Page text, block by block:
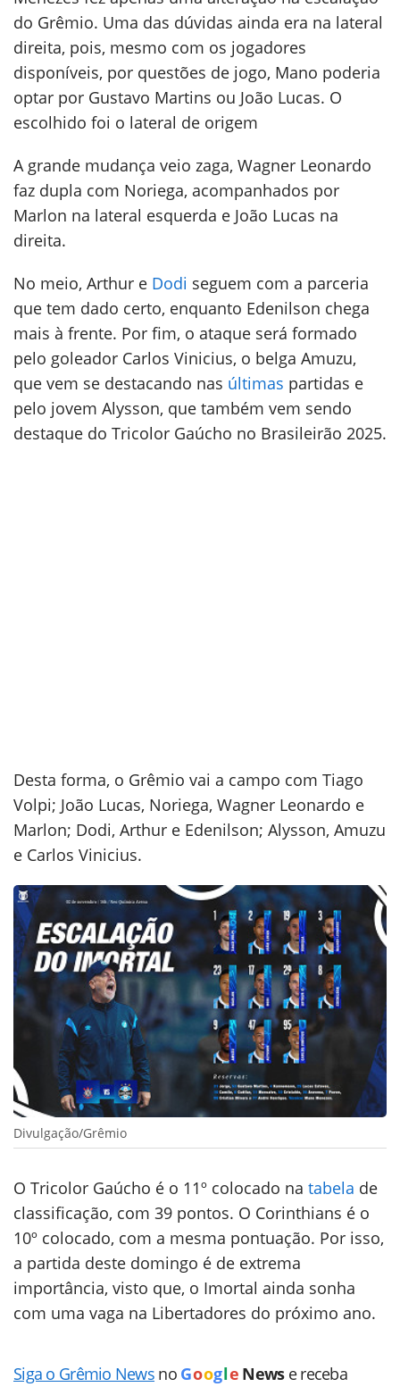
do Grêmio. Uma das dúvidas ainda era na lateral
direita, pois, mesmo com os jogadores
disponíveis, por questões de jogo, Mano poderia
optar por Gustavo Martins ou João Lucas. O
escolhido foi o lateral de origem
A grande mudança veio zaga, Wagner Leonardo
faz dupla com Noriega, acompanhados por
Marlon na lateral esquerda e João Lucas na
direita.
No meio, Arthur e Dodi seguem com a parceria
que tem dado certo, enquanto Edenilson chega
mais à frente. Por fim, o ataque será formado
pelo goleador Carlos Vinicius, o belga Amuzu,
que vem se destacando nas últimas partidas e
pelo jovem Alysson, que também vem sendo
destaque do Tricolor Gaúcho no Brasileirão 2025.
Desta forma, o Grêmio vai a campo com Tiago
Volpi; João Lucas, Noriega, Wagner Leonardo e
Marlon; Dodi, Arthur e Edenilson; Alysson, Amuzu
e Carlos Vinicius.
Divulgação/Grêmio
O Tricolor Gaúcho é o 11º colocado na tabela de
classificação, com 39 pontos. O Corinthians é o
10º colocado, com a mesma pontuação. Por isso,
a partida deste domingo é de extrema
importância, visto que, o Imortal ainda sonha
com uma vaga na Libertadores do próximo ano.
Siga o Grêmio News no Goog le News e receba